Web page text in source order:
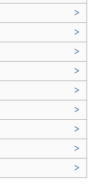
>
>
>
>
>
>
>
>
>